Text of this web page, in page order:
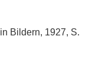
in Bildern, 1927, S.